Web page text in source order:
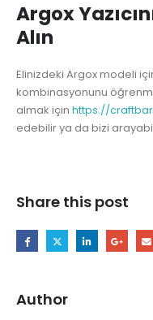
Argox
Alın
Elinizdeki Argox modeli
kombinasyonunu
almak için https://
edebilir ya da bizi
Share this post
Author